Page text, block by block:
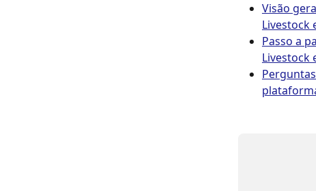
Visão
Livestock
Passo a
Livestock